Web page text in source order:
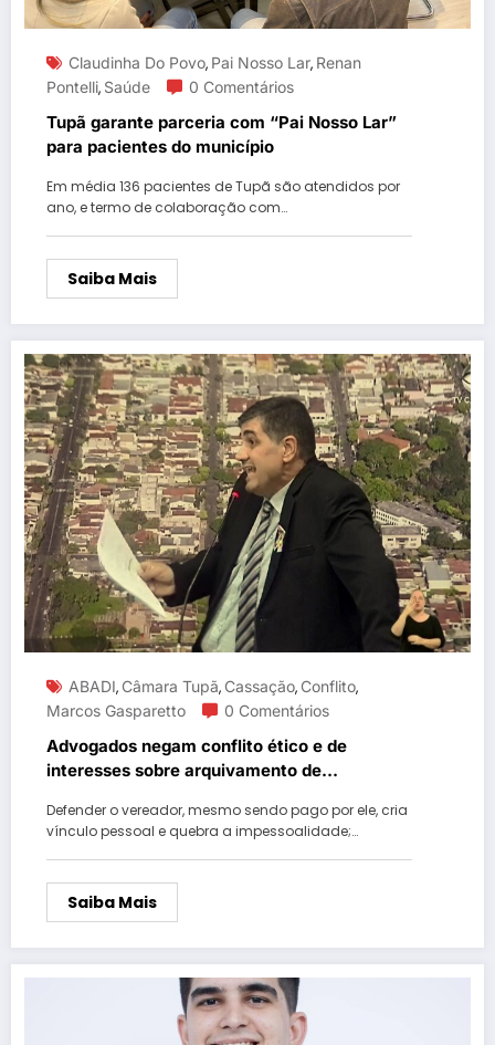
Claudinha Do Povo, Pai Nosso Lar, Renan
Pontelli, Saúde 0 Comentários
Tupã garante parceria com “Pai Nosso Lar”
para pacientes do município
Em média 136 pacientes de Tupã são atendidos por
ano, e termo de colaboração com…
Saiba Mais
ABADI, Câmara Tupã, Cassação, Conflito,
Marcos Gasparetto
0 Comentários
Advogados negam conflito ético e de
interesses sobre arquivamento de
Defender o vereador, mesmo sendo pago por ele, cria
vínculo pessoal e quebra a impessoalidade;…
Saiba Mais